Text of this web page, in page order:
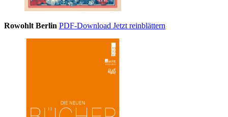
Rowohlt Berlin PDF-Download Jetzt reinblättern